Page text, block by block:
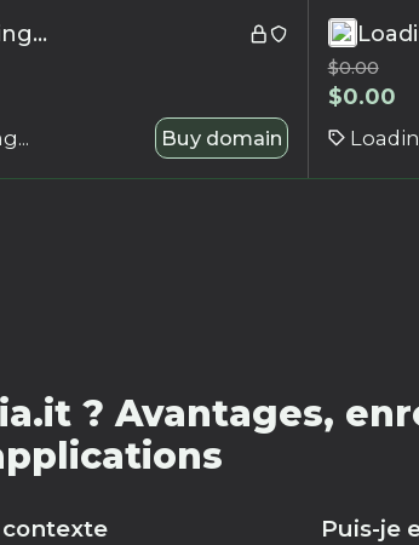
Buy domain
$0.00
$0.00
? Avantages,
contexte
Puis-je